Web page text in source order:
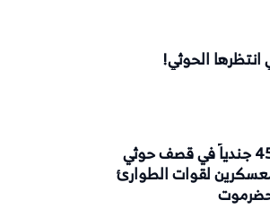
انتظرها الحوثي!
استشهاد 45 جندياً في قصف حوثي
لقوات الطوارئ